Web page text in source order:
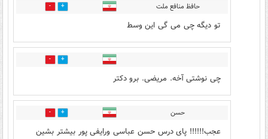
حافظ منافع ملت 0
تو دیگه چی می گی این وسط
0
چی نوشتی آخه. مریضی. برو دکتر
حسن 0
عجب!!!!!! پای درس حسن عباسی ورایفی پور بیشتر بشین